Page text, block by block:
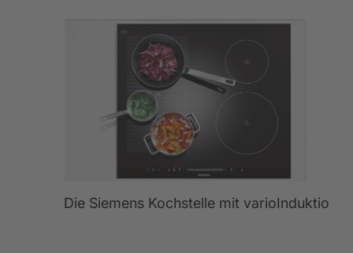
Die Siemens Kochstelle mit varioInduktion